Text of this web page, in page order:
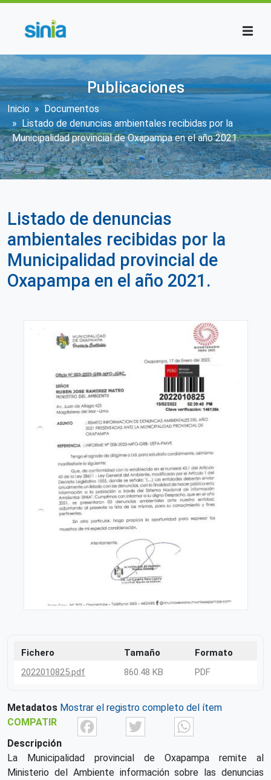
Publicaciones
Sobrescribir enlaces de ayuda a la
Inicio
Documentos
Listado de denuncias ambientales recibidas por la
Municipalidad provincial de Oxapampa en el año 2021.
Listado de denuncias
ambientales recibidas por la
Municipalidad provincial de
Oxapampa en el año 2021.
Fichero Tamaño
Formato
2022010825.pdf
860.48 KB PDF
Metadatos Mostrar el registro completo del ítem
COMPATIR
FacebookTwitter
Descripción
La Municipalidad provincial de Oxapampa remite al
Ministerio del Ambiente información sobre las denuncias